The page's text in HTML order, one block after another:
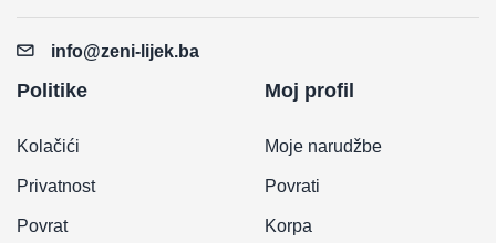
info@zeni-lijek.ba
Politike
Kolačići
Privatnost
Povrat
Moj profil
Moje narudžbe
Povrati
Korpa